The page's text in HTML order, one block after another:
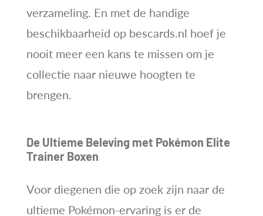
verzameling. En met de handige
beschikbaarheid op bescards.nl hoef je
nooit meer een kans te missen om je
collectie naar nieuwe hoogten te
brengen.
De Ultieme Beleving met Pokémon Elite
Trainer Boxen
Voor diegenen die op zoek zijn naar de
ultieme Pokémon-ervaring is er de